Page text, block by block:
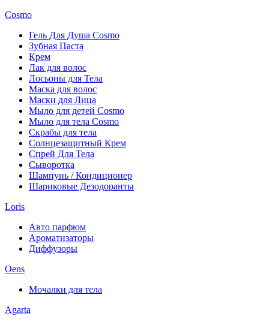
Cosmo
Гель Для Душа Cosmo
Зубная Паста
Крем
Лак для волос
Лосьоны для Тела
Маска для волос
Маски для Лица
Мыло для детей Cosmo
Мыло для тела Cosmo
Скрабы для тела
Солнцезащитный Крем
Спрей Для Тела
Сыворотка
Шампунь / Кондиционер
Шариковые Дезодоранты
Loris
Авто парфюм
Ароматизаторы
Диффузоры
Oens
Мочалки для тела
Agarta